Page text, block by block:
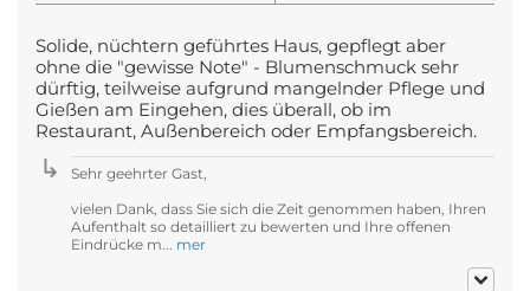
Solide, nüchtern geführtes Haus, gepflegt aber
ohne die "gewisse Note" - Blumenschmuck sehr
dürftig, teilweise aufgrund mangelnder Pflege und
Gießen am Eingehen, dies überall, ob im
Restaurant, Außenbereich oder Empfangsbereich.
Sehr geehrter Gast,
vielen Dank, dass Sie sich die Zeit genommen haben, Ihren
Aufenthalt so detailliert zu bewerten und Ihre offenen
Eindrücke m... mer